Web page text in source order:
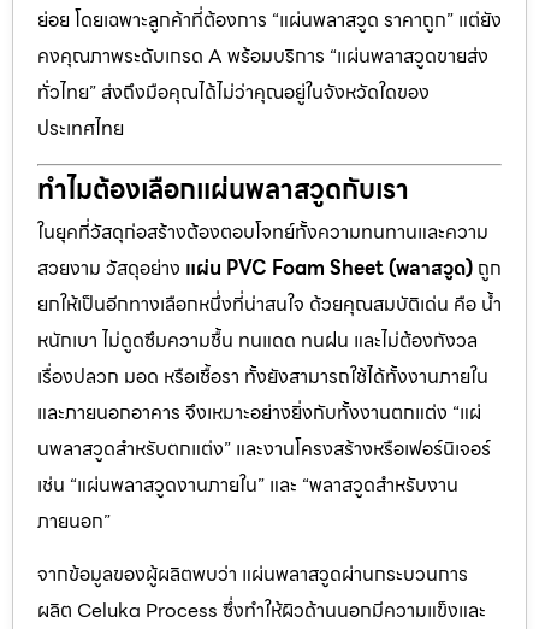
ย่อย โดยเฉพาะลูกค้าที่ต้องการ “แผ่นพลาสวูด ราคาถูก” แต่ยัง
คงคุณภาพระดับเกรด A พร้อมบริการ “แผ่นพลาสวูดขายส่ง
ทั่วไทย” ส่งถึงมือคุณได้ไม่ว่าคุณอยู่ในจังหวัดใดของ
ประเทศไทย
ทำไมต้องเลือกแผ่นพลาสวูดกับเรา
ในยุคที่วัสดุก่อสร้างต้องตอบโจทย์ทั้งความทนทานและความ
สวยงาม วัสดุอย่าง แผ่น PVC Foam Sheet (พลาสวูด) ถูก
ยกให้เป็นอีกทางเลือกหนึ่งที่น่าสนใจ ด้วยคุณสมบัติเด่น คือ น้ำ
หนักเบา ไม่ดูดซึมความชื้น ทนแดด ทนฝน และไม่ต้องกังวล
เรื่องปลวก มอด หรือเชื้อรา ทั้งยังสามารถใช้ได้ทั้งงานภายใน
และภายนอกอาคาร จึงเหมาะอย่างยิ่งกับทั้งงานตกแต่ง “แผ่
นพลาสวูดสำหรับตกแต่ง” และงานโครงสร้างหรือเฟอร์นิเจอร์
เช่น “แผ่นพลาสวูดงานภายใน” และ “พลาสวูดสำหรับงาน
ภายนอก”
จากข้อมูลของผู้ผลิตพบว่า แผ่นพลาสวูดผ่านกระบวนการ
ผลิต Celuka Process ซึ่งทำให้ผิวด้านนอกมีความแข็งและ